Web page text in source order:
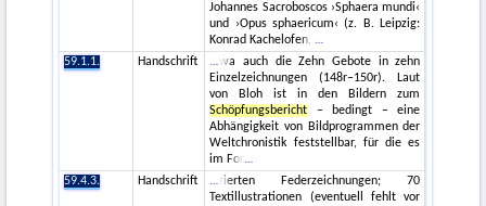
Johannes Sacroboscos ›Sphaera mundi‹
und ›Opus sphaericum‹ (z. B. Leipzig:
Konrad Kachelofen,
59.1.1.
Handschrift
wa auch die Zehn Gebote in zehn
Einzelzeichnungen (148r–150r). Laut
von Bloh ist in den Bildern zum
Schöpfungsbericht – bedingt – eine
Abhängigkeit von Bildprogrammen der
Weltchronistik feststellbar, für die es
im For
59.4.3.
Handschrift
rierten Federzeichnungen; 70
Textillustrationen (eventuell fehlt vor